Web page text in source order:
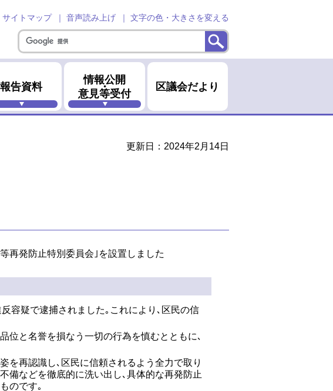
サイトマップ 音声読み上げ 文字の色・大きさを変える
報告資料
情報公開
・
意見等受付
区議会だより
更新日：2024年2月14日
再発防止特別委員会｣を設置しました
容疑で逮捕されました｡これにより､区民の信
位と名誉を損なう一切の行為を慎むとともに､
を再認識し､区民に信頼されるよう全力で取り
備などを徹底的に洗い出し､具体的な再発防止
のです｡